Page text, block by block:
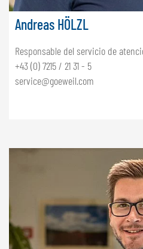
Andreas HÖLZL
Responsable del servicio de
+43 (0) 7215 / 21 31 - 5
service@goeweil.com